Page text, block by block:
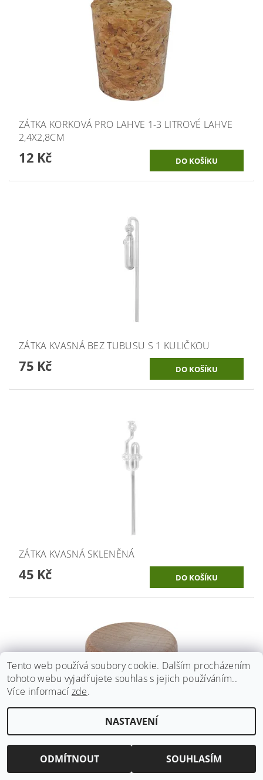
ZÁTKA KORKOVÁ PRO LAHVE 1-3 LITROVÉ LAHVE
2,4X2,8CM
12 Kč
ZÁTKA KVASNÁ BEZ TUBUSU S 1 KULIČKOU
75 Kč
ZÁTKA KVASNÁ SKLENĚNÁ
45 Kč
ZÁTKA T DŘEVĚNÁ PŘÍRODNÍ PRŮMĚR 18,5MM
(TOP 30MM)
Tento web používá soubory cookie. Dalším procházením
tohoto webu vyjadřujete souhlas s jejich používáním..
Více informací zde.
NASTAVENÍ
ODMÍTNOUT SOUHLASÍM